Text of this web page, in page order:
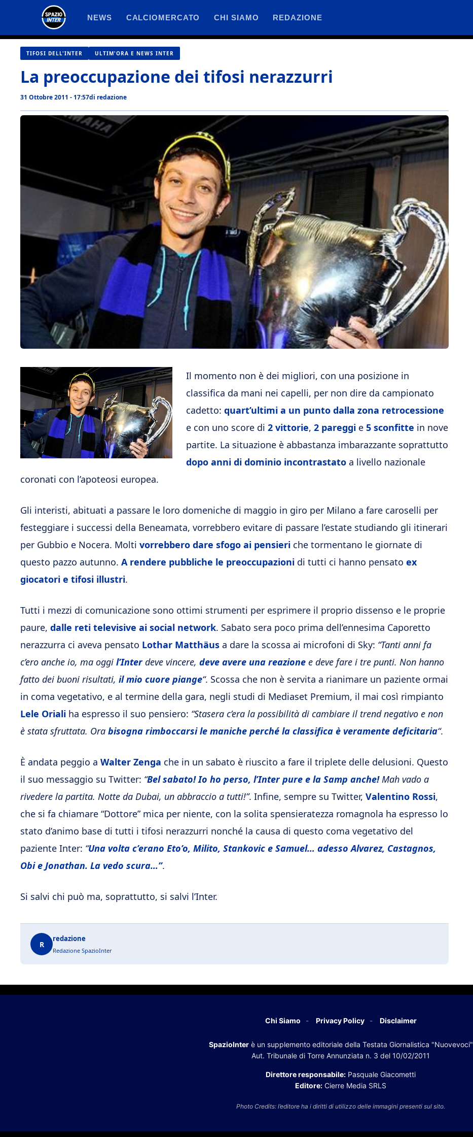
contenuto
NEWS CALCIOMERCATO CHI SIAMO REDAZIONE
TIFOSI DELL'INTER ULTIM'ORA E NEWS INTER
La preoccupazione dei tifosi nerazzurri
31 Ottobre 2011 - 17:57di redazione
Il momento non è dei migliori, con una posizione in
classifica da mani nei capelli, per non dire da campionato
cadetto: quart’ultimi a un punto dalla zona retrocessione
e con uno score di 2 vittorie, 2 pareggi e 5 sconfitte in nove
partite. La situazione è abbastanza imbarazzante soprattutto
dopo anni di dominio incontrastato a livello nazionale
coronati con l’apoteosi europea.
Gli interisti, abituati a passare le loro domeniche di maggio in giro per Milano a fare caroselli per
festeggiare i successi della Beneamata, vorrebbero evitare di passare l’estate studiando gli itinerari
per Gubbio e Nocera. Molti vorrebbero dare sfogo ai pensieri che tormentano le giornate di
questo pazzo autunno. A rendere pubbliche le preoccupazioni di tutti ci hanno pensato ex
giocatori e tifosi illustri.
Tutti i mezzi di comunicazione sono ottimi strumenti per esprimere il proprio dissenso e le proprie
paure, dalle reti televisive ai social network. Sabato sera poco prima dell’ennesima Caporetto
nerazzurra ci aveva pensato Lothar Matthäus a dare la scossa ai microfoni di Sky: “Tanti anni fa
c’ero anche io, ma oggi l’Interdeve vincere, deve avere una reazione e deve fare i tre punti. Non hanno
fatto dei buoni risultati, il mio cuore piange“. Scossa che non è servita a rianimare un paziente ormai
in coma vegetativo, e al termine della gara, negli studi di Mediaset Premium, il mai così rimpianto
Lele Oriali ha espresso il suo pensiero: “Stasera c’era la possibilità di cambiare il trend negativo e non
è stata sfruttata. Ora bisogna rimboccarsi le maniche perché la classifica è veramente deficitaria“.
È andata peggio a Walter Zenga che in un sabato è riuscito a fare il triplete delle delusioni. Questo
il suo messaggio su Twitter: “Bel sabato! Io ho perso, l’Inter pure e la Samp anche!Mah vado a
rivedere la partita. Notte da Dubai, un abbraccio a tutti!”. Infine, sempre su Twitter, Valentino Rossi,
che si fa chiamare “Dottore” mica per niente, con la solita spensieratezza romagnola ha espresso lo
stato d’animo base di tutti i tifosi nerazzurri nonché la causa di questo coma vegetativo del
paziente Inter: “Una volta c’erano Eto’o, Milito, Stankovic e Samuel… adesso Alvarez, Castagnos,
Obi e Jonathan. La vedo scura…”.
Si salvi chi può ma, soprattutto, si salvi l’Inter.
R
redazione
Redazione SpazioInter
Chi Siamo Privacy Policy Disclaimer
SpazioInterè un supplemento editoriale della Testata Giornalistica "Nuovevoci"
Aut. Tribunale di Torre Annunziata n. 3 del 10/02/2011
Direttore responsabile: Pasquale Giacometti
Editore: Cierre Media SRLS
Photo Credits: l’editore ha i diritti di utilizzo delle immagini presenti sul sito.